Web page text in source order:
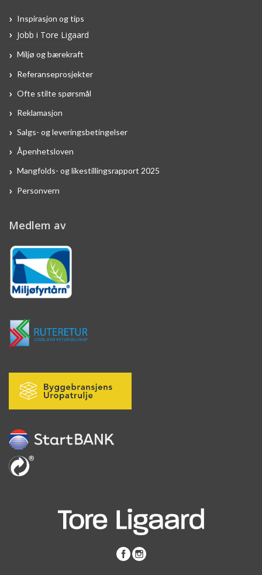
Inspirasjon og tips
Jobb i Tore Ligaard
Miljø og bærekraft
Referanseprosjekter
Ofte stilte spørsmål
Reklamasjon
Salgs- og leveringsbetingelser
Åpenhetsloven
Mangfolds- og likestillingsrapport 2025
Personvern
Medlem av